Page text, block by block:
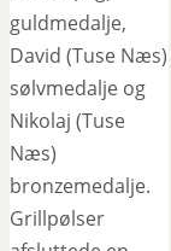
guldmedalje,
David (Tuse Næs)
sølvmedalje og
Nikolaj (Tuse
Næs)
bronzemedalje.
Grillpølser